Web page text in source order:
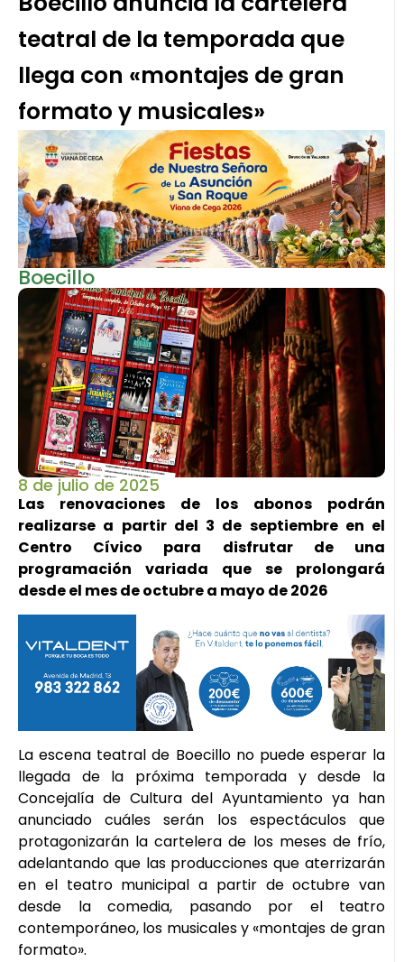
teatral de la temporada que
llega con «montajes de gran
formato y musicales»
Boecillo
8 de julio de 2025
Las renovaciones de los abonos podrán
realizarse a partir del 3 de septiembre en el
Centro Cívico para disfrutar de una
programación variada que se prolongará
desde el mes de octubre a mayo de 2026
La escena teatral de Boecillo no puede esperar la
llegada de la próxima temporada y desde la
Concejalía de Cultura del Ayuntamiento ya han
anunciado cuáles serán los espectáculos que
protagonizarán la cartelera de los meses de frío,
adelantando que las producciones que aterrizarán
en el teatro municipal a partir de octubre van
desde la comedia, pasando por el teatro
contemporáneo, los musicales y «montajes de gran
formato».